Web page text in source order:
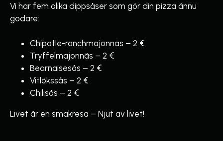
Vi har fem olika dippsåser som gör din pizza ännu
godare:
Chipotle-ranchmajonnäs – 2 €
Tryffelmajonnäs – 2 €
Bearnaisesås – 2 €
Vitlökssås – 2 €
Chilisås – 2 €
Livet är en smakresa – Njut av livet!